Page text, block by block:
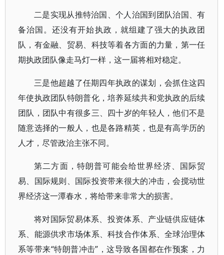
二是实现从推特治国、个人治国到团队治国、有
备治国。还没有开始执政，就组建了强大的执政团
队，有金融、贸易、科技等着各方面的力量，第一任
期执政团队像走马灯一样，这一届将相对稳定。
三是他超越了任期四年执政的谋划，会抓住这四
年使执政团队特朗普化，培养延续共和党执政的后续
团队，团队中有很多三、四十岁的年轻人，他们不是
随意选择的一般人，也是各路精英，也是有高学历的
人才，尽管政治主张不同。
第二方面，特朗普可能会给世界经济、国际贸
易、国际规则、国际投资带来很大的冲击，会搅动世
界经济这一潭春水，将给带来非常大的损害。
将对国际贸易体系、投资体系、产业链供应链体
系、能源供求市场体系、科技合作体系、全球治理体
系等带来“特朗普冲击”，这导致各国都在作预案，力